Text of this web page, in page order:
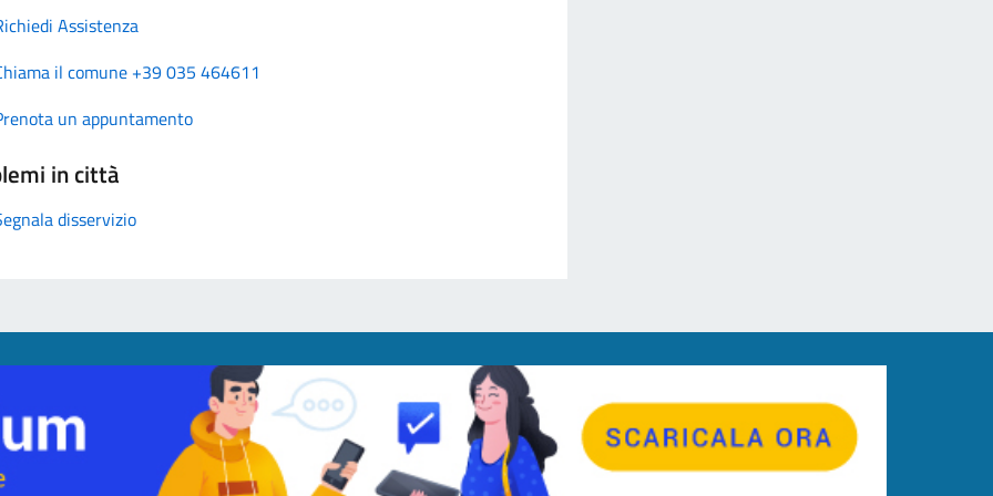
Assistenza
il comune +39 035 464611
un appuntamento
in città
disservizio